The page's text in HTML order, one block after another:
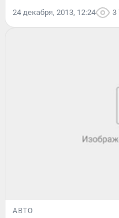
24 декабря, 2013, 12:24 3
АВТО